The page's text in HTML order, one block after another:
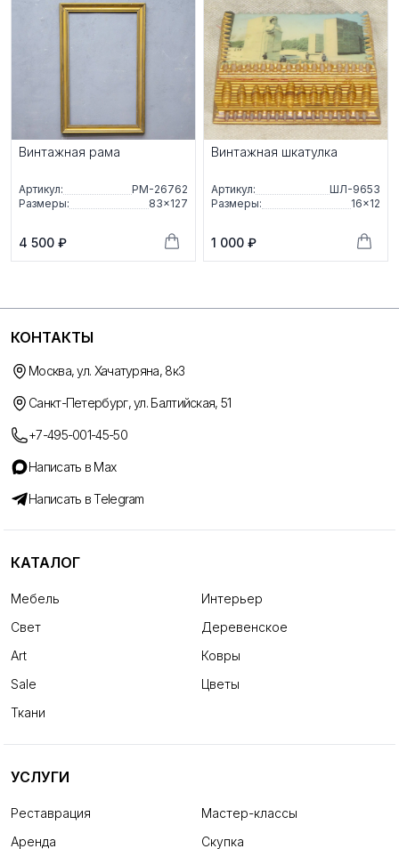
Винтажная рама
Артикул:
РМ-26762
Размеры:
83×127
4 500 ₽
Винтажная шкатулка
Артикул:
ШЛ-9653
Размеры:
16×12
1 000 ₽
КОНТАКТЫ
Москва, ул. Хачатуряна, 8к3
Санкт-Петербург, ул. Балтийская, 51
+7-495-001-45-50
Написать в Max
Написать в Telegram
КАТАЛОГ
Мебель
Интерьер
Свет
Деревенское
Art
Ковры
Sale
Цветы
Ткани
УСЛУГИ
Реставрация
Мастер-классы
Аренда
Скупка